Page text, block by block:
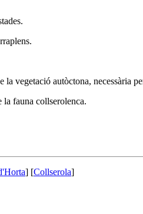
la vegetació autòctona, necessària
la fauna collserolenca.
] [Collserola]